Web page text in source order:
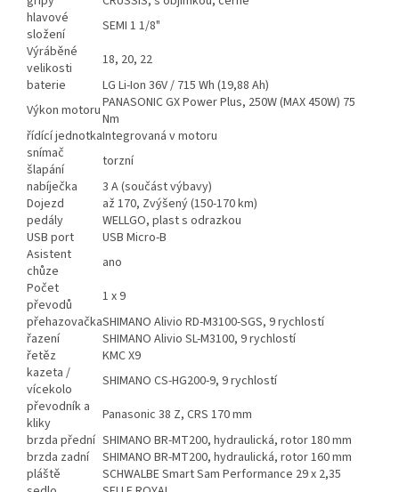
hlavové
složení
SEMI 1 1/8"
Výráběné
velikosti
18, 20, 22
baterie
LG Li-Ion 36V / 715 Wh (19,88 Ah)
Výkon motoruPANASONIC GX Power Plus, 250W (MAX 450W) 75
Nm
řídící jednotkaIntegrovaná v motoru
snímač
šlapání
torzní
nabíječka
3 A (součást výbavy)
Dojezd
až 170, Zvýšený (150-170 km)
pedály
WELLGO, plast s odrazkou
USB port
USB Micro-B
Asistent
chůze
ano
Počet
převodů
1 x 9
přehazovačkaSHIMANO Alivio RD-M3100-SGS, 9 rychlostí
řazení
SHIMANO Alivio SL-M3100, 9 rychlostí
řetěz
KMC X9
kazeta /
vícekolo
SHIMANO CS-HG200-9, 9 rychlostí
převodník a
kliky
Panasonic 38 Z, CRS 170 mm
brzda přední SHIMANO BR-MT200, hydraulická, rotor 180 mm
brzda zadní
SHIMANO BR-MT200, hydraulická, rotor 160 mm
pláště
SCHWALBE Smart Sam Performance 29 x 2,35